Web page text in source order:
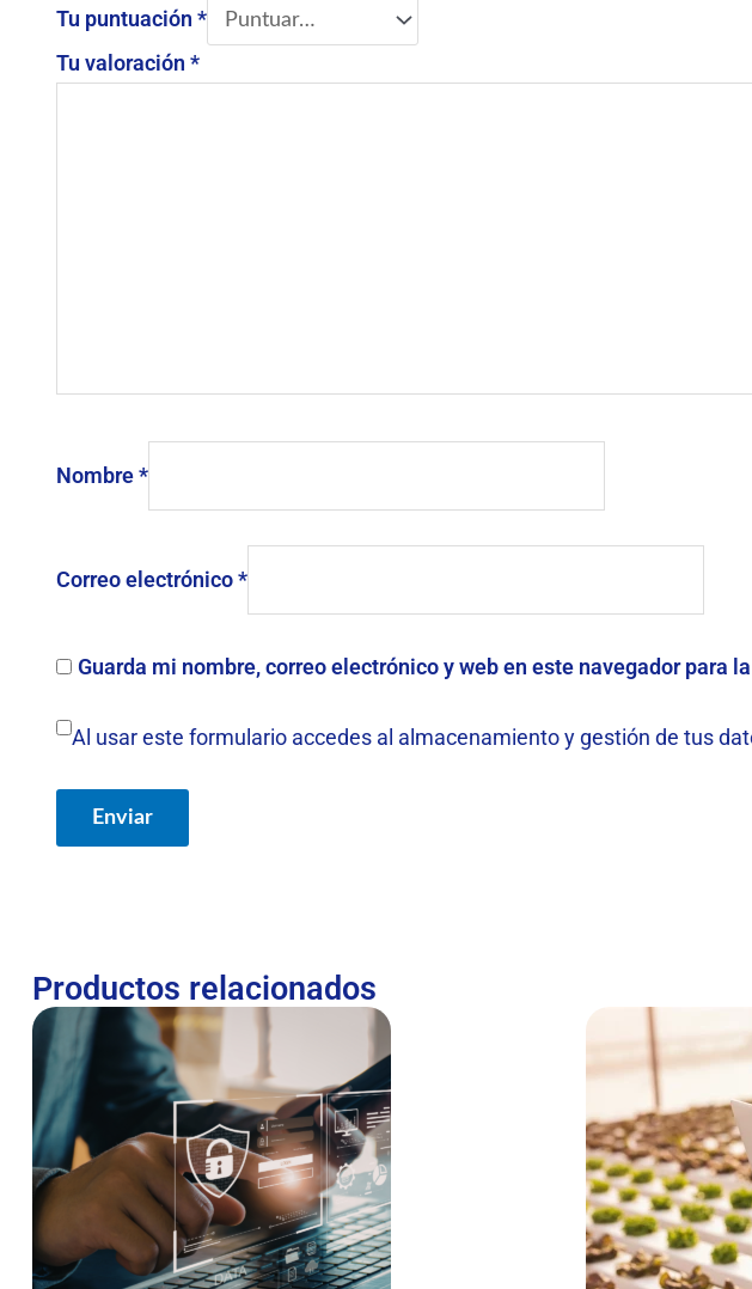
Tu puntuación *
Tu valoración *
Nombre*
Correo electrónico*
Guarda mi nombre, correo electrónico y web en este navegador para
Al usar este formulario accedes al almacenamiento y gestión de tus
Productos relacionados